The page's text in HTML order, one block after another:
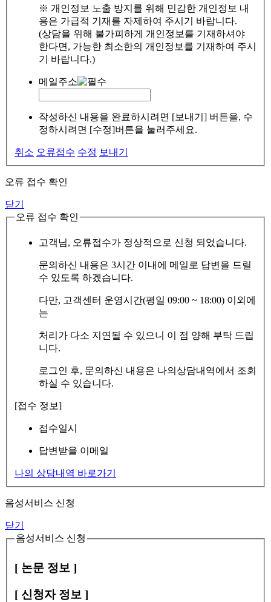
※ 개인정보 노출 방지를 위해 민감한 개인정보 내
용은 가급적 기재를 자제하여 주시기 바랍니다.
(상담을 위해 불가피하게 개인정보를 기재하셔야
한다면, 가능한 최소한의 개인정보를 기재하여 주시
기 바랍니다.)
메일주소
작성하신 내용을 완료하시려면 [보내기] 버튼을, 수
정하시려면 [수정]버튼을 눌러주세요.
취소 오류접수 수정 보내기
오류 접수 확인
닫기
오류 접수 확인
고객님, 오류접수가 정상적으로 신청 되었습니다.
문의하신 내용은 3시간 이내에 메일로 답변을 드릴
수 있도록 하겠습니다.
다만, 고객센터 운영시간(평일 09:00 ~ 18:00) 이외에
는
처리가 다소 지연될 수 있으니 이 점 양해 부탁 드립
니다.
로그인 후, 문의하신 내용은 나의상담내역에서 조회
하실 수 있습니다.
[접수 정보]
접수일시
답변받을 이메일
나의 상담내역 바로가기
음성서비스 신청
닫기
음성서비스 신청
[ 논문 정보 ]
[ 신청자 정보 ]